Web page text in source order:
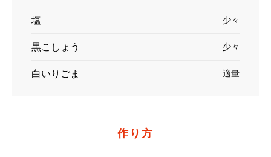
塩 少々
黒こしょう 少々
白いりごま 適量
作り方